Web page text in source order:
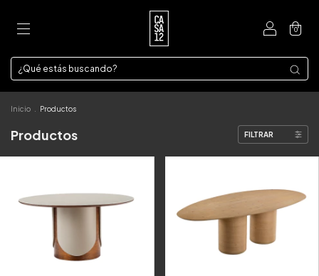
0
Inicio Productos
Productos FILTRAR